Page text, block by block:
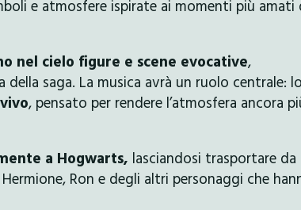
e atmosfere ispirate ai momenti più amati
nel cielo figure e scene evocative,
saga. La musica avrà un ruolo centrale:
, pensato per rendere l’atmosfera ancora
a Hogwarts, lasciandosi trasportare da
Ron e degli altri personaggi che